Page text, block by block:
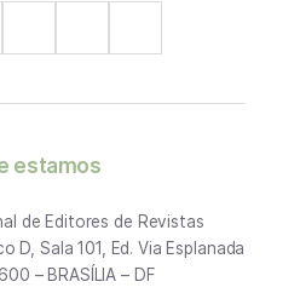
estamos
de Editores de Revistas
D, Sala 101, Ed. Via Esplanada
– BRASÍLIA – DF